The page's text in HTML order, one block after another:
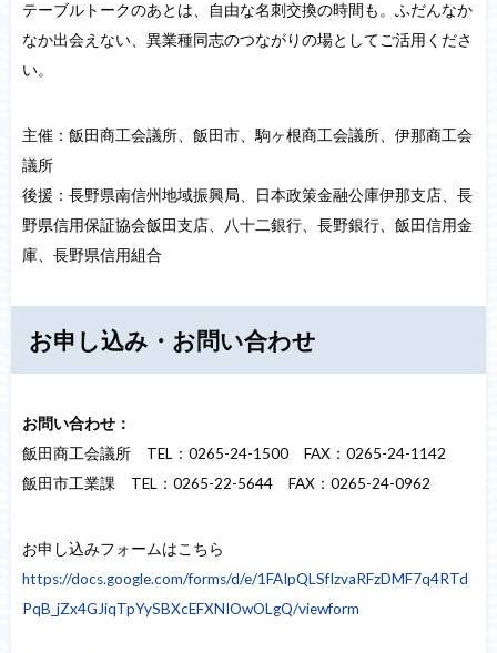
テーブルトークのあとは、自由な名刺交換の時間も。ふだんなか
なか出会えない、異業種同志のつながりの場としてご活用くださ
い。
主催：飯田商工会議所、飯田市、駒ヶ根商工会議所、伊那商工会
議所
後援：長野県南信州地域振興局、日本政策金融公庫伊那支店、長
野県信用保証協会飯田支店、八十二銀行、長野銀行、飯田信用金
庫、長野県信用組合
お申し込み・お問い合わせ
お問い合わせ：
飯田商工会議所 TEL：0265-24-1500 FAX：0265-24-1142
飯田市工業課 TEL：0265-22-5644 FAX：0265-24-0962
お申し込みフォームはこちら
https://docs.google.com/forms/d/e/1FAIpQLSfIzvaRFzDMF7q4RTd
PqB_jZx4GJiqTpYySBXcEFXNIOwOLgQ/viewform